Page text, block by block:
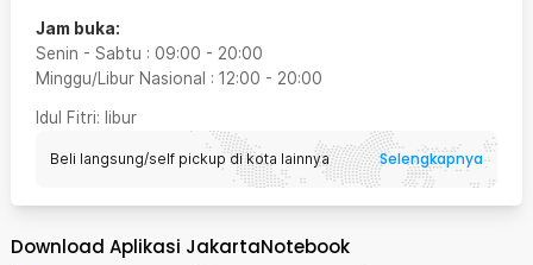
Jam buka:
Senin - Sabtu : 09:00 - 20:00
Minggu/Libur Nasional : 12:00 - 20:00
Idul Fitri: libur
Beli langsung/self pickup di kota lainnya Selengkapnya
Download Aplikasi JakartaNotebook